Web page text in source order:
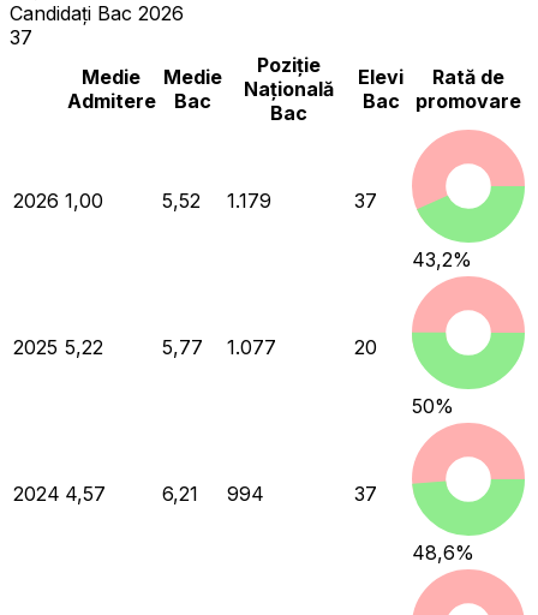
Candidați Bac 2026
37
Medie
Admitere
Medie
Bac
Poziție
Națională
Bac
Elevi
Bac
Rată de
promovare
2026 1,00 5,52 1.179 37
43,2%
2025 5,22 5,77 1.077 20
50%
2024 4,57 6,21 994 37
48,6%